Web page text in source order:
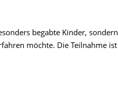
begabte Kinder, sondern
möchte. Die Teilnahme ist